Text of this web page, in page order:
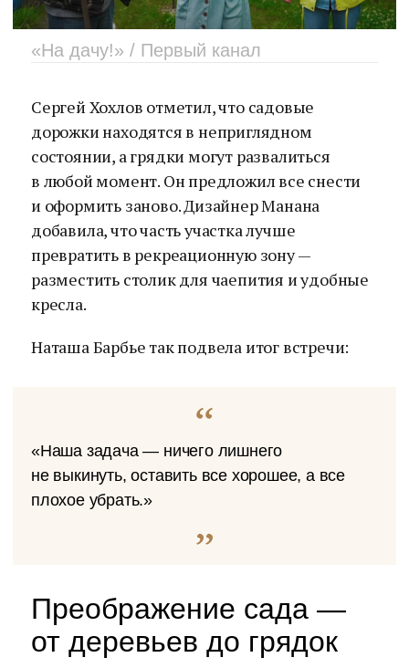
«На дачу!» / Первый канал
Сергей Хохлов отметил, что садовые
дорожки находятся в неприглядном
состоянии, а грядки могут развалиться
в любой момент. Он предложил все снести
и оформить заново. Дизайнер Манана
добавила, что часть участка лучше
превратить в рекреационную зону —
разместить столик для чаепития и удобные
кресла.
Наташа Барбье так подвела итог встречи:
«Наша задача — ничего лишнего
не выкинуть, оставить все хорошее, а все
плохое убрать.»
Преображение сада —
от деревьев до грядок